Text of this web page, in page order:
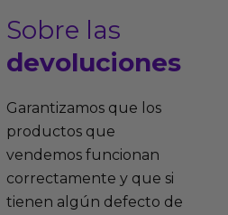
Sobre las
devoluciones
Garantizamos que los
productos que
vendemos funcionan
correctamente y que si
tienen algún defecto de